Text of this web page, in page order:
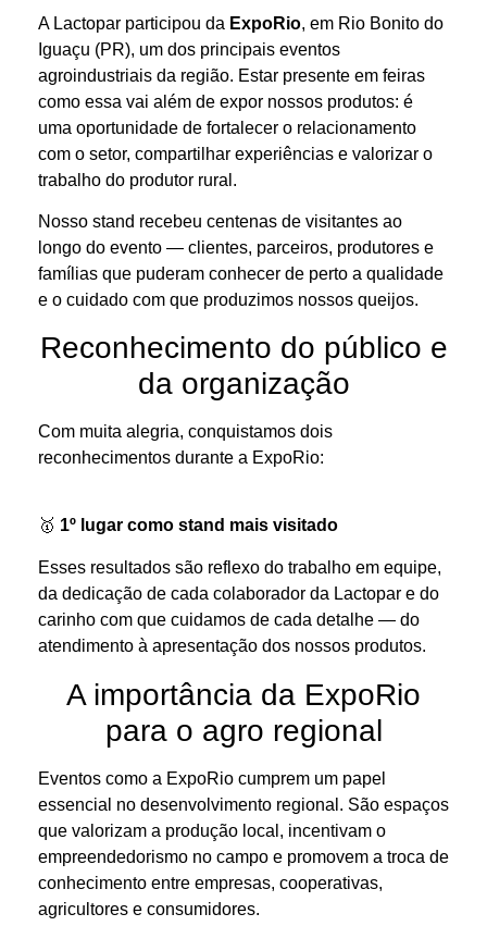
A Lactopar participou da ExpoRio, em Rio Bonito do
Iguaçu (PR), um dos principais eventos
agroindustriais da região. Estar presente em feiras
como essa vai além de expor nossos produtos: é
uma oportunidade de fortalecer o relacionamento
com o setor, compartilhar experiências e valorizar o
trabalho do produtor rural.
Nosso stand recebeu centenas de visitantes ao
longo do evento — clientes, parceiros, produtores e
famílias que puderam conhecer de perto a qualidade
e o cuidado com que produzimos nossos queijos.
Reconhecimento do público e
da organização
Com muita alegria, conquistamos dois
reconhecimentos durante a ExpoRio:
🥇 1º lugar como stand mais visitado
Esses resultados são reflexo do trabalho em equipe,
da dedicação de cada colaborador da Lactopar e do
carinho com que cuidamos de cada detalhe — do
atendimento à apresentação dos nossos produtos.
A importância da ExpoRio
para o agro regional
Eventos como a ExpoRio cumprem um papel
essencial no desenvolvimento regional. São espaços
que valorizam a produção local, incentivam o
empreendedorismo no campo e promovem a troca de
conhecimento entre empresas, cooperativas,
agricultores e consumidores.